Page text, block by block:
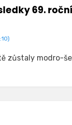
69.
zůstaly modro-